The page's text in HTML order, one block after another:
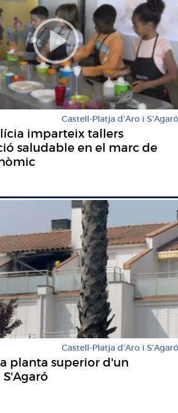
Castell-Platja d'Aro i S'Agaró
imparteix tallers
saludable en el marc de
Castell-Platja d'Aro i S'Agaró
planta superior d'un